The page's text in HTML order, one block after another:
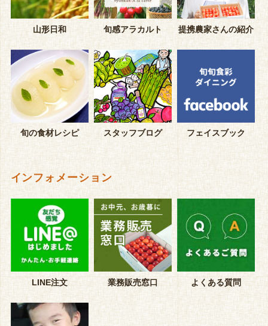
山形日和 旬感アラカルト 提携農家さんの紹介
旬の食材レシピ スタッフブログ フェイスブック
インフォメーション
LINE注文 業務販売窓口 よくある質問